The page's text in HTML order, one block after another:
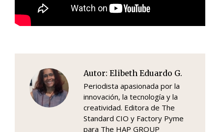
Autor: Elibeth Eduardo G.
Periodista apasionada por la
innovación, la tecnología y la
creatividad. Editora de The
Standard CIO y Factory Pyme
para The HAP GROUP